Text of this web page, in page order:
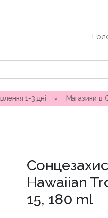
дні ∘ Магазини в Одесі: вул.
Hawaiian
15, 180 ml